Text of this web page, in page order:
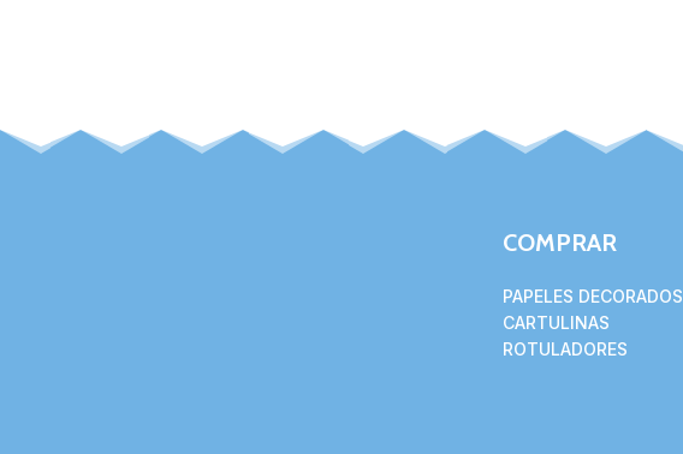
COMPRAR
PAPELES DECORADOS
CARTULINAS
ROTULADORES